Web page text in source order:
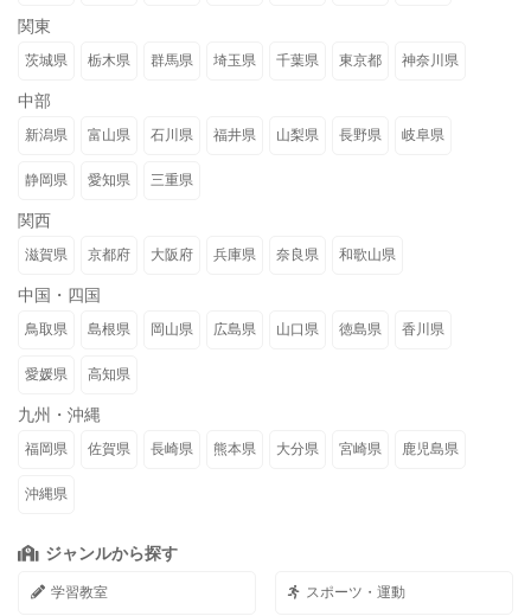
関東
茨城県 栃木県 群馬県 埼玉県 千葉県 東京都 神奈川県
中部
新潟県 富山県 石川県 福井県 山梨県 長野県 岐阜県
静岡県 愛知県 三重県
関西
滋賀県 京都府 大阪府 兵庫県 奈良県 和歌山県
中国・四国
鳥取県 島根県 岡山県 広島県 山口県 徳島県 香川県
愛媛県 高知県
九州・沖縄
福岡県 佐賀県 長崎県 熊本県 大分県 宮崎県 鹿児島県
沖縄県
ジャンルから探す
学習教室 スポーツ・運動